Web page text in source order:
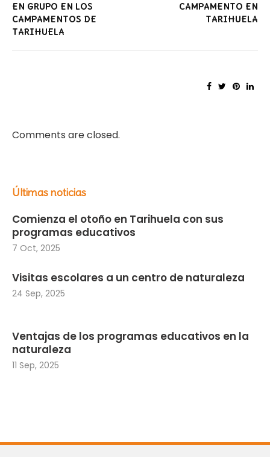
EN GRUPO EN LOS
CAMPAMENTOS DE
TARIHUELA
CAMPAMENTO EN
TARIHUELA
Comments are closed.
Últimas noticias
Comienza el otoño en Tarihuela con sus
programas educativos
7 Oct, 2025
Visitas escolares a un centro de naturaleza
24 Sep, 2025
Ventajas de los programas educativos en la
naturaleza
11 Sep, 2025